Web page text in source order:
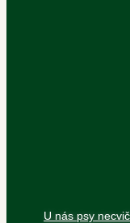
U nás psy